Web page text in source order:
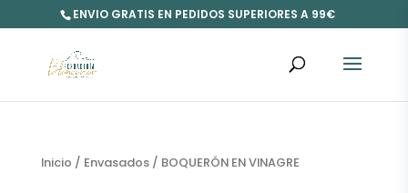
ENVIO GRATIS EN PEDIDOS SUPERIORES A 99€
Inicio / Envasados/ BOQUERÓN EN VINAGRE